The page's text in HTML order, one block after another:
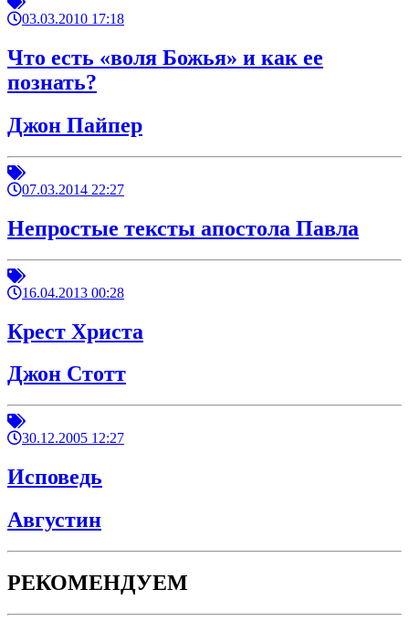
03.03.2010 17:18
Что есть «воля Божья» и как ее
познать?
Джон Пайпер
07.03.2014 22:27
Непростые тексты апостола Павла
16.04.2013 00:28
Крест Христа
Джон Стотт
30.12.2005 12:27
Исповедь
Августин
РЕКОМЕНДУЕМ